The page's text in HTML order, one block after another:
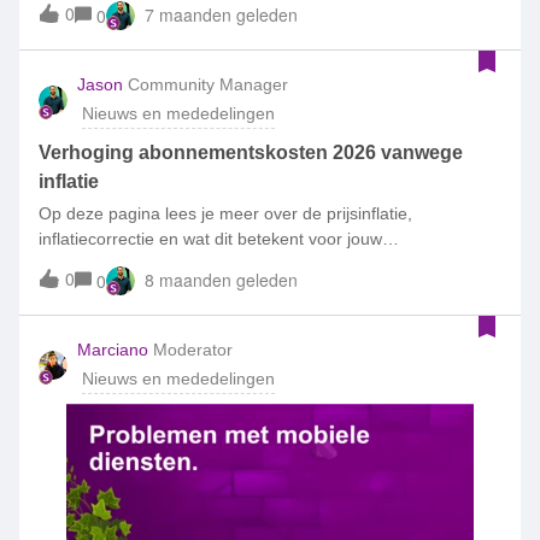
0 0 7 maanden geleden
Jason Community Manager
Nieuws en mededelingen
Verhoging abonnementskosten 2026 vanwege
inflatie
Op deze pagina lees je meer over de prijsinflatie,
inflatiecorrectie en wat dit betekent voor jouw
abonnement.Wat is inflatiecorrectie?In 2025 stegen de
prijzen in Nederland. Dit heet prijsinflatie en heeft effect op
onze kosten. Daarom verhogen we in januari 2026 de vaste
maandkosten van de meeste abonnementen. Hiervoor
gebruiken we het inflatiepercentage dat het Centraal Bureau
voor de Statistiek (CBS) heeft vastgesteld. Het verhogen van
inflatiecorrectie. De wijziging vind je terug vanaf de eerste
factuur die je in 2026 van ons krijgt.We verhogen de vaste
kosten van een abonnement in januari 2025 met 3,1%. Dit
percentage baseren we op de jaarmutatie CPI van het CBS
0 0 8 maanden geleden
Marciano Moderator
Nieuws en mededelingen